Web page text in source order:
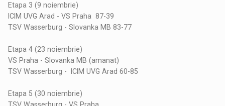
Etapa 3 (9 noiembrie)
ICIM UVG Arad - VS Praha 87-39
TSV Wasserburg - Slovanka MB 83-77
Etapa 4 (23 noiembrie)
VS Praha - Slovanka MB (amanat)
TSV Wasserburg - ICIM UVG Arad 60-85
Etapa 5 (30 noiembrie)
TSV Wasserburg - VS Praha